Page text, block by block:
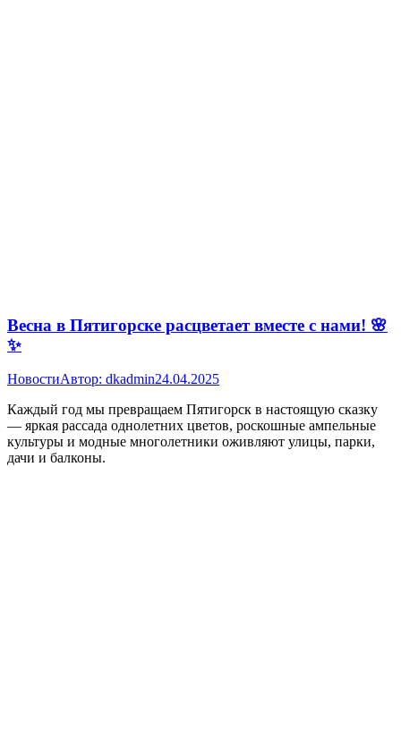
Весна в Пятигорске расцветает вместе с нами! 🌸
✨
НовостиАвтор: dkadmin24.04.2025
Каждый год мы превращаем Пятигорск в настоящую сказку
— яркая рассада однолетних цветов, роскошные ампельные
культуры и модные многолетники оживляют улицы, парки,
дачи и балконы.